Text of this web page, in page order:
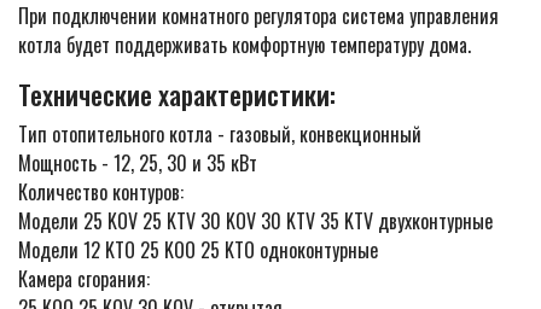
При подключении комнатного регулятора система управления
котла будет поддерживать комфортную температуру дома.
Технические характеристики:
Тип отопительного котла - газовый, конвекционный
Мощность - 12, 25, 30 и 35 кВт
Количество контуров:
Модели 25 KOV 25 KTV 30 KOV 30 KTV 35 KTV двухконтурные
Модели 12 KTO 25 KOO 25 KTO одноконтурные
Камера сгорания: